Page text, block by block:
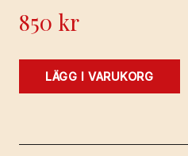
850 kr
Jubel-
evangelisk-
LÄGG I VARUKORG